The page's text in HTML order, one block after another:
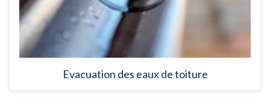
Evacuation des eaux de toiture